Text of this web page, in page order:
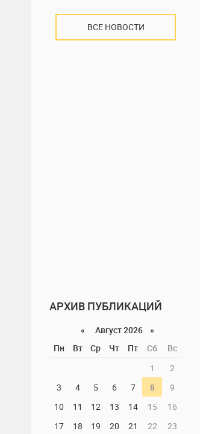
ВСЕ НОВОСТИ
АРХИВ ПУБЛИКАЦИЙ
«
Август 2026 »
Пн
Вт Ср Чт Пт Сб
Вс
1
2
3
4 5 6 7 8
9
10
11 12 13 14 15
16
17
18 19 20 21 22
23